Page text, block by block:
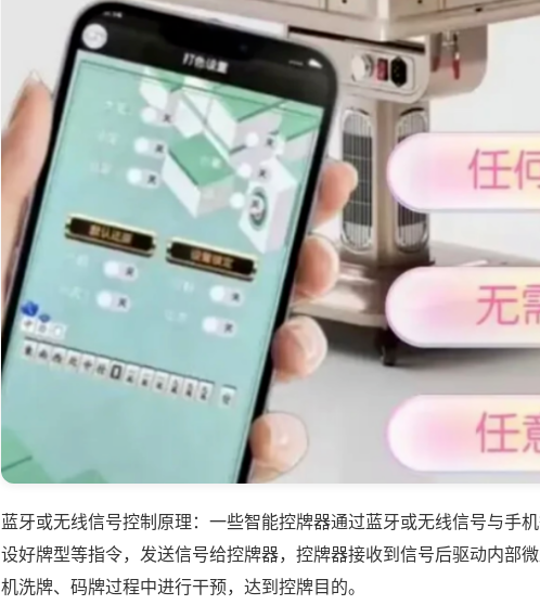
蓝牙或无线信号控制原理：一些智能控牌器通过蓝牙或无线信号与手
设好牌型等指令，发送信号给控牌器，控牌器接收到信号后驱动内部
机洗牌、码牌过程中进行干预，达到控牌目的。